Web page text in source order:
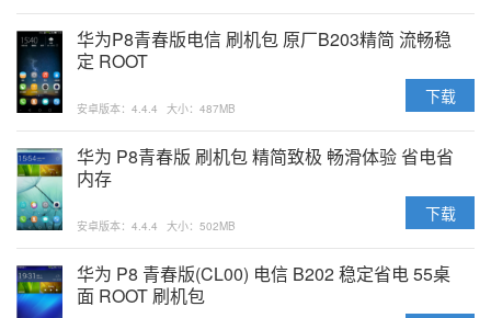
华为P8青春版电信 刷机包 原厂B203精简 流畅稳
定 ROOT
安卓版本：4.4.4 大小：487MB
下载
华为 P8青春版 刷机包 精简致极 畅滑体验 省电省
内存
安卓版本：4.4.4 大小：502MB
下载
华为 P8 青春版(CL00) 电信 B202 稳定省电 55桌
面 ROOT 刷机包